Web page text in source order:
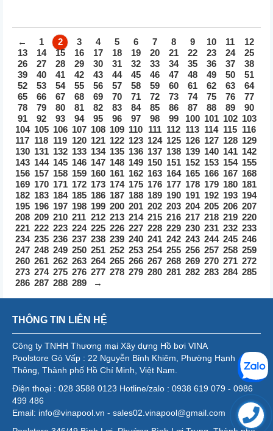
← 1 2 3 4 5 6 7 8 9 10 11
12
13
14 15 16 17 18 19 20 21 22 23 24
25
26
27 28 29 30 31 32 33 34 35 36 37
38
39
40 41 42 43 44 45 46 47 48 49 50
51
52
53 54 55 56 57 58 59 60 61 62 63
64
65
66 67 68 69 70 71 72 73 74 75 76
77
78
79 80 81 82 83 84 85 86 87 88 89
90
91
92 93 94 95 96 97 98 99 100 101 102 103
104 105 106 107 108 109 110 111 112 113 114 115 116
117 118 119 120 121 122 123 124 125 126 127 128 129
130 131 132 133 134 135 136 137 138 139 140 141 142
143 144 145 146 147 148 149 150 151 152 153 154 155
156 157 158 159 160 161 162 163 164 165 166 167 168
169 170 171 172 173 174 175 176 177 178 179 180 181
182 183 184 185 186 187 188 189 190 191 192 193 194
195 196 197 198 199 200 201 202 203 204 205 206 207
208 209 210 211 212 213 214 215 216 217 218 219 220
221 222 223 224 225 226 227 228 229 230 231 232 233
234 235 236 237 238 239 240 241 242 243 244 245 246
247 248 249 250 251 252 253 254 255 256 257 258 259
260 261 262 263 264 265 266 267 268 269 270 271 272
273 274 275 276 277 278 279 280 281 282 283 284 285
286 287 288 289 →
THÔNG TIN LIÊN HỆ
Công ty TNHH Thương mại Xây dựng Hồ bơi VINA
Poolstore Gò Vấp : 22 Nguyễn Bỉnh Khiêm, Phường Hạnh
Thông, Thành phố Hồ Chí Minh, Việt Nam.
Điện thoại : 028 3588 0123 Hotline/zalo : 0938 619 079 - 0986
499 486
Email: info@vinapool.vn - sales02.vinapool@gmail.com